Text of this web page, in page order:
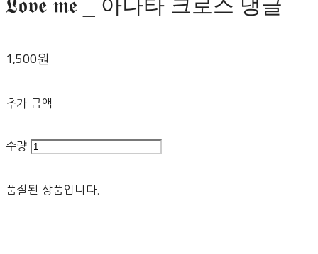
𝕷𝖔𝖛𝖊 𝖒𝖊 _ 아나타 크로스 댕글
1,500원
추가 금액
수량
품절된 상품입니다.